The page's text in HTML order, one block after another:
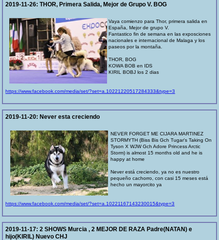
2019-11-26:THOR, Primera Salida, Mejor de Grupo V. BOG
Vaya comienzo para Thor, primera salida en
España, Mejor de grupo V.
Fantastico fin de semana en las exposciones
nacionales e internacional de Malaga y los
paseos por la montaña.
THOR, BOG
KOWA BOB en IDS
KIRIL BOBJ los 2 dias
https://www.facebook.com/media/set/?set=a.10221220517284333&type=3
2019-11-20:Never esta creciendo
NEVER FORGET ME CIJARA MARTINEZ
STORMYTH (Biss Bis Gch Tugar's Taking On
Tyson X WJW Gch Adore Princess Arctic
Storm) is almost 15 months old and he is
happy at home
Never está creciendo, ya no es nuestro
pequeño cachorro, con casi 15 meses está
hecho un mayorcito ya
https://www.facebook.com/media/set/?set=a.10221167143230015&type=3
2019-11-17:2 SHOWS Murcia , 2 MEJOR DE RAZA Padre(NATAN) e
hijo(KIRIL) Nuevo CHJ